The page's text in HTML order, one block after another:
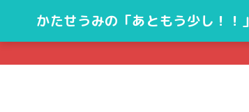
かたせうみの「あともう少し！！」